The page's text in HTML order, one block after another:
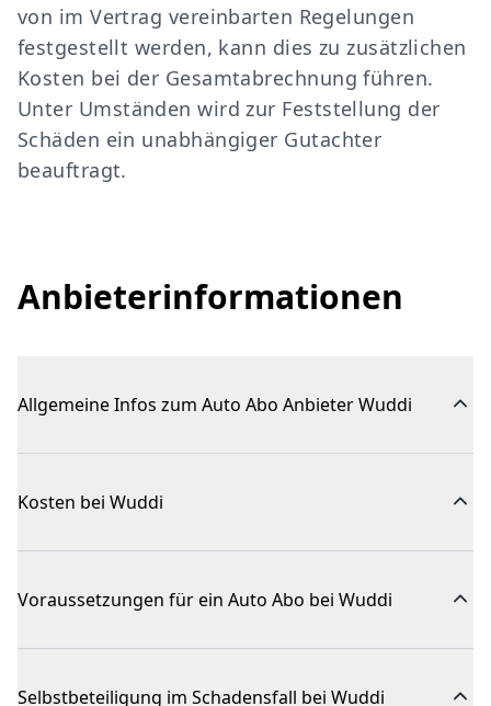
von im Vertrag vereinbarten Regelungen
festgestellt werden, kann dies zu zusätzlichen
Kosten bei der Gesamtabrechnung führen.
Unter Umständen wird zur Feststellung der
Schäden ein unabhängiger Gutachter
beauftragt.
Anbieterinformationen
Allgemeine Infos zum Auto Abo Anbieter Wuddi
Kosten bei Wuddi
Voraussetzungen für ein Auto Abo bei Wuddi
Selbstbeteiligung im Schadensfall bei Wuddi